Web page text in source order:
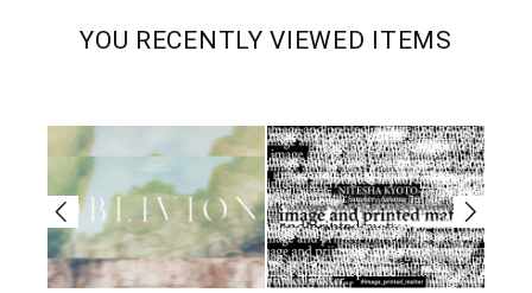
YOU RECENTLY VIEWED ITEMS